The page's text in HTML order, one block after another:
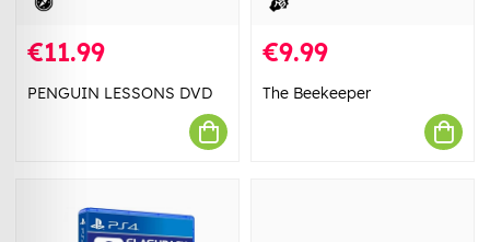
€11.99
PENGUIN LESSONS DVD
€9.99
The Beekeeper